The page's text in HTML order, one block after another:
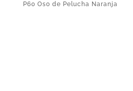
P60 Oso de Pelucha Naranja